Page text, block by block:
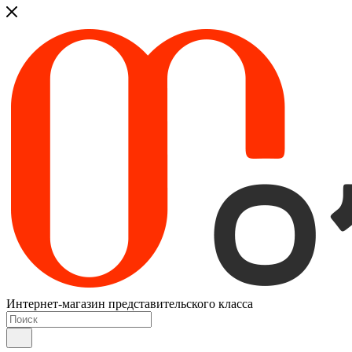
Интернет-магазин представительского класса